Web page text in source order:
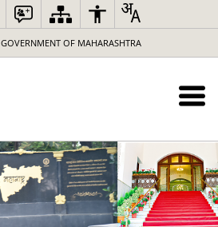
GOVERNMENT OF MAHARASHTRA